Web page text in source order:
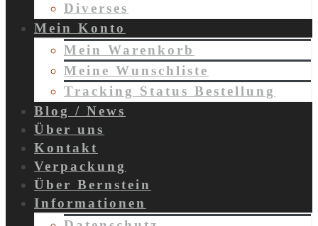
Diverses
Mein Konto
Mein Warenkorb
Meine Wunschliste
Tracking Status Bestellung
Blog / News
Über uns
Kontakt
Verpackung
Über Bernstein
Informationen